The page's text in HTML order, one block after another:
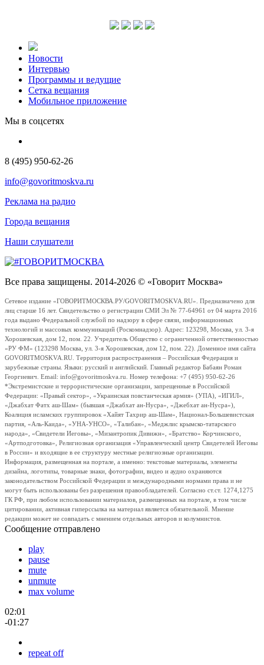
Новости
Интервью
Программы и ведущие
Сетка вещания
Мобильное приложение
Мы в соцсетях
8 (495) 950-62-26
info@govoritmoskva.ru
Реклама на радио
Города вещания
Наши слушатели
Все права защищены. 2014-2026 © «Говорит Москва»
Сетевое издание «ГОВОРИТМОСКВА.РУ/GOVORITMOSKVA.RU». Предназначено для
лиц старше 16 лет. Свидетельство о регистрации СМИ Эл № 77-64961 от 04 марта 2016
года выдано Федеральной службой по надзору в сфере связи, информационных
технологий и массовых коммуникаций (Роскомнадзор). Адрес: 123298, Москва, ул. 3-я
Хорошевская, дом 12, пом. 22. Учредитель Общество с ограниченной ответственностью
«РУ ФМ» (123298 Москва, ул. 3-я Хорошевская, дом 12, пом. 22). Доменное имя сайта
GOVORITMOSKVA.RU. Территория распространения – Российская Федерация и
зарубежные страны. Языки: русский и английский. Главный редактор Бабаян Роман
Георгиевич. Email: info@govoritmoskva.ru. Номер телефона: +7 (495) 950-62-26
*Экстремистские и террористические организации, запрещенные в Российской
Федерации: «Правый сектор», «Украинская повстанческая армия» (УПА), «ИГИЛ»,
«Джабхат Фатх аш-Шам» (бывшая «Джабхат ан-Нусра», «Джебхат ан-Нусра»),
Коалиция исламских группировок «Хайят Тахрир аш-Шам», Национал-Большевистская
партия, «Аль-Каида», «УНА-УНСО», «Талибан», «Меджлис крымско-татарского
народа», «Свидетели Иеговы», «Мизантропик Дивижн», «Братство» Корчинского,
«Артподготовка», Религиозная организация «Управленческий центр Свидетелей Иеговы
в России» и входящие в ее структуру местные религиозные организации.
Информация, размещенная на портале, а именно: текстовые материалы, элементы
дизайна, логотипы, товарные знаки, фотографии, видео и аудио охраняются
законодательством Российской Федерации и международными нормами права и не
могут быть использованы без разрешения правообладателей. Согласно ст.ст. 1274,1275
ГК РФ, при любом использовании материалов, размещенных на портале, в том числе
цитировании, активная гиперссылка на материал является обязательной. Мнение
редакции может не совпадать с мнением отдельных авторов и колумнистов.
Сообщение отправлено
play
pause
mute
unmute
max volume
02:01
-01:27
repeat off